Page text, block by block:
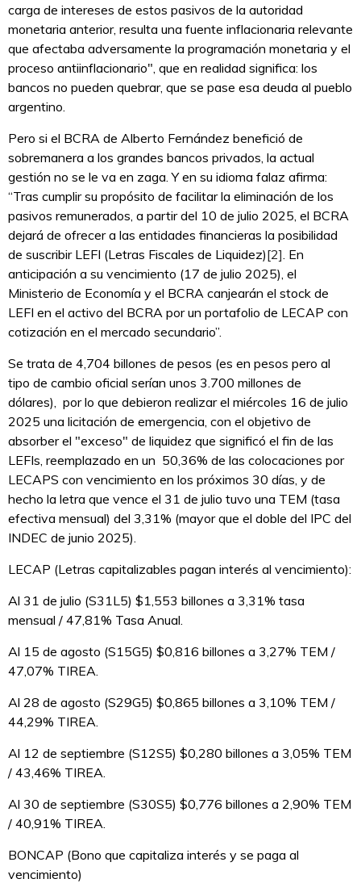
carga de intereses de estos pasivos de la autoridad
monetaria anterior, resulta una fuente inflacionaria relevante
que afectaba adversamente la programación monetaria y el
proceso antiinflacionario", que en realidad significa: los
bancos no pueden quebrar, que se pase esa deuda al pueblo
argentino.
Pero si el BCRA de Alberto Fernández benefició de
sobremanera a los grandes bancos privados, la actual
gestión no se le va en zaga. Y en su idioma falaz afirma:
“Tras cumplir su propósito de facilitar la eliminación de los
pasivos remunerados, a partir del 10 de julio 2025, el BCRA
dejará de ofrecer a las entidades financieras la posibilidad
de suscribir LEFI (Letras Fiscales de Liquidez)[2] . En
anticipación a su vencimiento (17 de julio 2025), el
Ministerio de Economía y el BCRA canjearán el stock de
LEFI en el activo del BCRA por un portafolio de LECAP con
cotización en el mercado secundario”.
Se trata de 4,704 billones de pesos (es en pesos pero al
tipo de cambio oficial serían unos 3.700 millones de
dólares), por lo que debieron realizar el miércoles 16 de julio
2025 una licitación de emergencia, con el objetivo de
absorber el "exceso" de liquidez que significó el fin de las
LEFIs, reemplazado en un 50,36% de las colocaciones por
LECAPS con vencimiento en los próximos 30 días, y de
hecho la letra que vence el 31 de julio tuvo una TEM (tasa
efectiva mensual) del 3,31% (mayor que el doble del IPC del
INDEC de junio 2025).
LECAP (Letras capitalizables pagan interés al vencimiento):
Al 31 de julio (S31L5) $1,553 billones a 3,31% tasa
mensual / 47,81% Tasa Anual.
Al 15 de agosto (S15G5) $0,816 billones a 3,27% TEM /
47,07% TIREA.
Al 28 de agosto (S29G5) $0,865 billones a 3,10% TEM /
44,29% TIREA.
Al 12 de septiembre (S12S5) $0,280 billones a 3,05% TEM
/ 43,46% TIREA.
Al 30 de septiembre (S30S5) $0,776 billones a 2,90% TEM
/ 40,91% TIREA.
BONCAP (Bono que capitaliza interés y se paga al
vencimiento)